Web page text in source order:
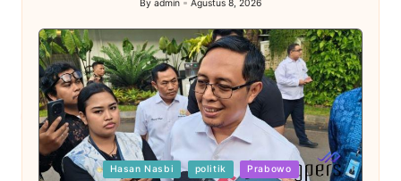
Posted
By admin Agustus 8, 2026
Posted
Hasan Nasbi politik Prabowo